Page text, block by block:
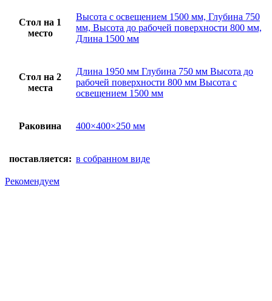
Стол на 1
место
Высота с освещением 1500 мм, Глубина 750
мм, Высота до рабочей поверхности 800 мм,
Длина 1500 мм
Стол на 2
места
Длина 1950 мм Глубина 750 мм Высота до
рабочей поверхности 800 мм Высота с
освещением 1500 мм
Раковина 400×400×250 мм
поставляется: в собранном виде
Рекомендуем